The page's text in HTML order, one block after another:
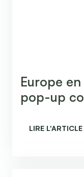
Europe
pop-up
LIRE L'ARTICLE